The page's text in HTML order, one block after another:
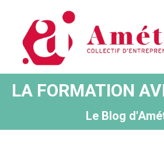
LA FORMATION
Le Blog